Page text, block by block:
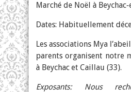
Marché de Noël à
Dates: Habituellement
Les associations Mya
parents organisent notre
à Beychac et Caillau (33).
Exposants: Nous